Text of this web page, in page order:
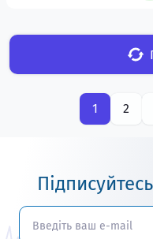
1 2